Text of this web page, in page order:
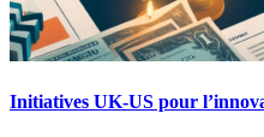
Initiatives UK-US pour